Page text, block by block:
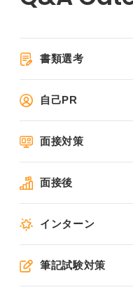
書類選考
自己PR
面接対策
面接後
インターン
筆記試験対策